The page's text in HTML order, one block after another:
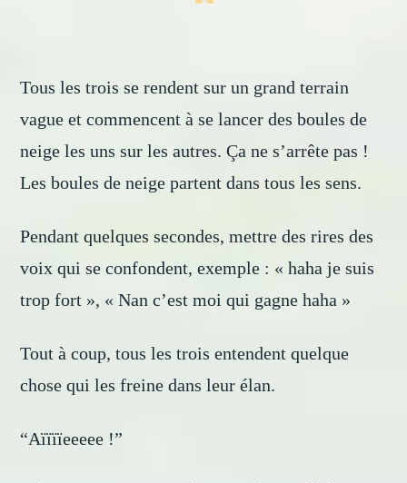
Tous les trois se rendent sur un grand terrain
vague et commencent à se lancer des boules de
neige les uns sur les autres. Ça ne s’arrête pas !
Les boules de neige partent dans tous les sens.
Pendant quelques secondes, mettre des rires des
voix qui se confondent, exemple : « haha je suis
trop fort », « Nan c’est moi qui gagne haha »
Tout à coup, tous les trois entendent quelque
chose qui les freine dans leur élan.
“Aïïïïeeeee !”